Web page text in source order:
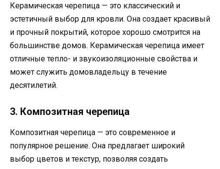
Керамическая черепица — это классический и
эстетичный выбор для кровли. Она создает красивый
и прочный покрытий, которое хорошо смотрится на
большинстве домов. Керамическая черепица имеет
отличные тепло- и звукоизоляционные свойства и
может служить домовладельцу в течение
десятилетий.
3. Композитная черепица
Композитная черепица — это современное и
популярное решение. Она предлагает широкий
выбор цветов и текстур, позволяя создать